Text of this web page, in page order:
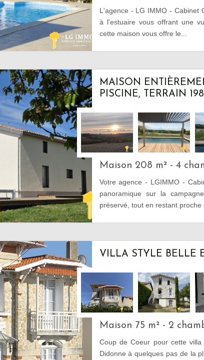
L'agence - LG IMMO - Cabinet
à l'estuaire vous offrant une
cette maison vous offre le...
MAISON
PISCINE, TERRAIN
Maison 208 m² - 4
Votre agence - LGIMMO -
panoramique sur la
préservé, tout en restant proche
VILLA STYLE BELLE
Maison 75 m² - 2
Coup de Coeur pour cette
Didonne à quelques pas de la